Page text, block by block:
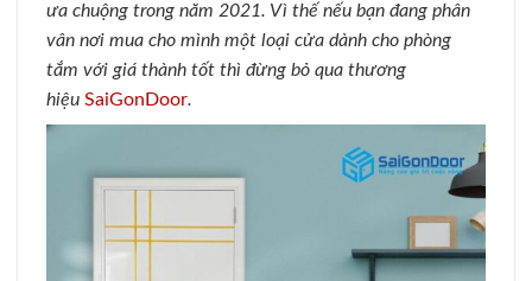
ưa chuộng trong năm 2021. Vì thế nếu bạn đang phân
vân nơi mua cho mình một loại cửa dành cho phòng
tắm với giá thành tốt thì đừng bỏ qua thương
hiệu SaiGonDoor.